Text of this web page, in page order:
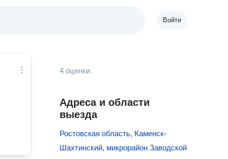
Войти
4 оценки
Адреса и области
выезда
Ростовская область, Каменск-
Шахтинский, микрорайон Заводской